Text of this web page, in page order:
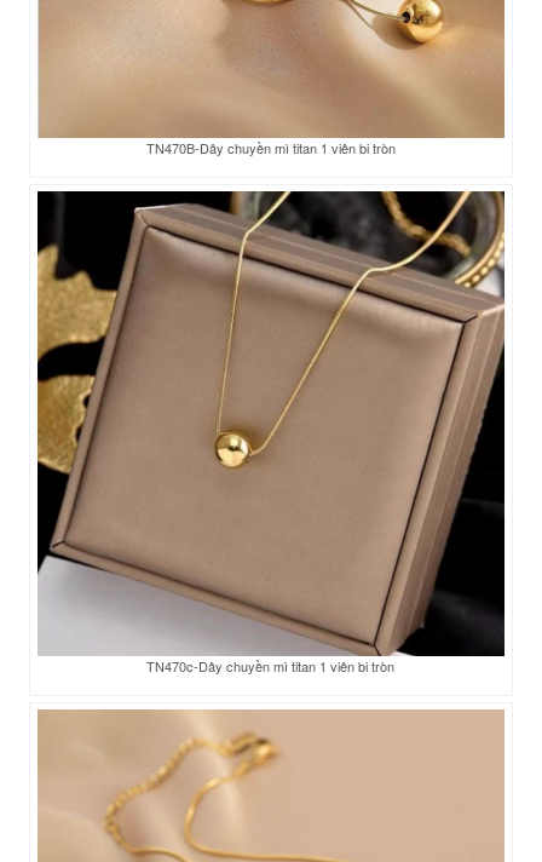
TN470B-Dây chuyền mì titan 1 viên bi tròn
TN470c-Dây chuyền mì titan 1 viên bi tròn